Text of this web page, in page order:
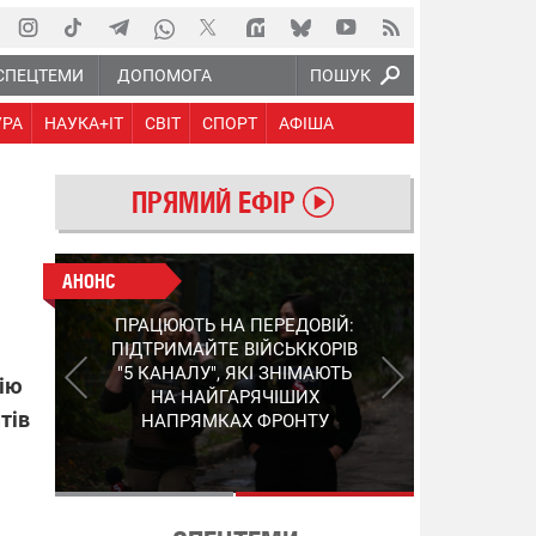
ПОШУК
ДОПОМОГА
НАУКА+IT СВІТ СПОРТ АФІША
ПРЯМИЙ ЕФІР
АНОНС
КІНЕЦЬ ВОРОЖИМ
"МОЛНІЯМ" ТА FPV: ЯК
УКРАЇНСЬКИЙ STEP-3
ЗМІНЮЄ ПРАВИЛА ГРИ –
ПОДРОБИЦІ ПРО
ПЕРЕХОПЛЮВАЧ
АНОНС
ПРАЦЮЮТЬ НА ПЕРЕДОВІЙ:
ПІДТРИМАЙТЕ ВІЙСЬККОРІВ
"5 КАНАЛУ", ЯКІ ЗНІМАЮТЬ
НА НАЙГАРЯЧІШИХ
НАПРЯМКАХ ФРОНТУ